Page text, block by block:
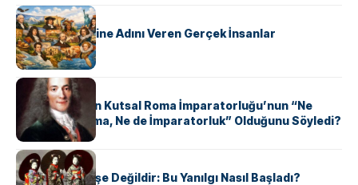
KÜLTÜR
ABD Eyaletlerine Adını Veren Gerçek İnsanlar
KÜLTÜR
Voltaire Neden Kutsal Roma İmparatorluğu’nun “Ne
Kutsal, Ne Roma, Ne de İmparatorluk” Olduğunu Söyledi?
KÜLTÜR
Geyşalar Fahişe Değildir: Bu Yanılgı Nasıl Başladı?